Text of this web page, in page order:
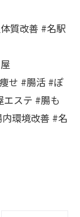
質改善 #名駅
せ #腸活 #ぽ
エステ #腸も
環境改善 #名